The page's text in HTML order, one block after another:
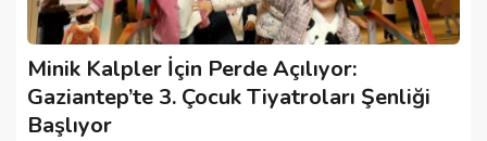
Minik Kalpler İçin Perde Açılıyor:
Gaziantep’te 3. Çocuk Tiyatroları Şenliği
Başlıyor